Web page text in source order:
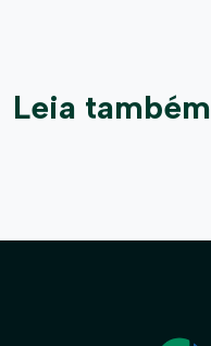
Leia também